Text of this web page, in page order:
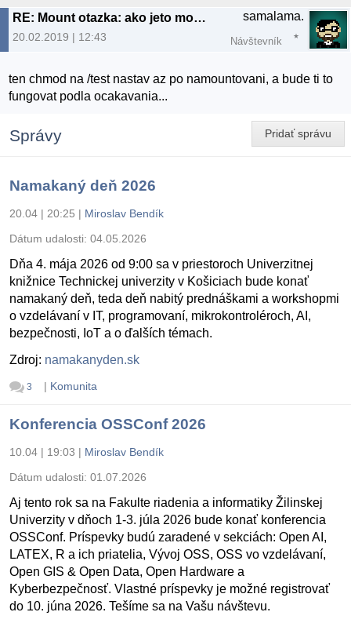
RE: Mount otazka: ako jeto mozne?
20.02.2019 | 12:43
samalama.
Návštevník
ten chmod na /test nastav az po namountovani, a bude ti to
fungovat podla ocakavania...
Pridať správu
Správy
Namakaný deň 2026
20.04 | 20:25 | Miroslav Bendík
Dátum udalosti: 04.05.2026
Dňa 4. mája 2026 od 9:00 sa v priestoroch Univerzitnej
knižnice Technickej univerzity v Košiciach bude konať
namakaný deň, teda deň nabitý prednáškami a workshopmi
o vzdelávaní v IT, programovaní, mikrokontroléroch, AI,
bezpečnosti, IoT a o ďalších témach.
Zdroj: namakanyden.sk
3 | Komunita
Konferencia OSSConf 2026
10.04 | 19:03 | Miroslav Bendík
Dátum udalosti: 01.07.2026
Aj tento rok sa na Fakulte riadenia a informatiky Žilinskej
Univerzity v dňoch 1-3. júla 2026 bude konať konferencia
OSSConf. Príspevky budú zaradené v sekciách: Open AI,
LATEX, R a ich priatelia, Vývoj OSS, OSS vo vzdelávaní,
Open GIS & Open Data, Open Hardware a
Kyberbezpečnosť. Vlastné príspevky je možné registrovať
do 10. júna 2026. Tešíme sa na Vašu návštevu.